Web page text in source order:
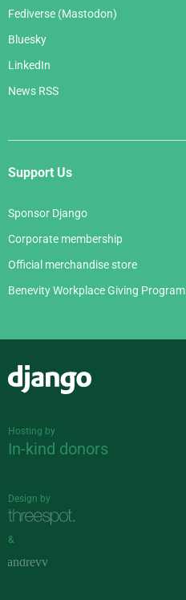
Fediverse (Mastodon)
Bluesky
LinkedIn
News RSS
Support Us
Sponsor Django
Corporate membership
Official merchandise store
Benevity Workplace Giving Program
Hosting by
In-kind donors
Design by
&